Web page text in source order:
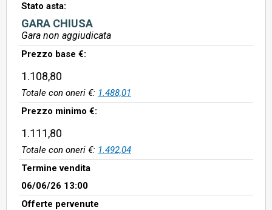
Stato asta:
GARA CHIUSA
Gara non aggiudicata
Prezzo base €:
1.108,80
Totale con oneri €: 1.488,01
Prezzo minimo €:
1.111,80
Totale con oneri €: 1.492,04
Termine vendita
06/06/26 13:00
Offerte pervenute